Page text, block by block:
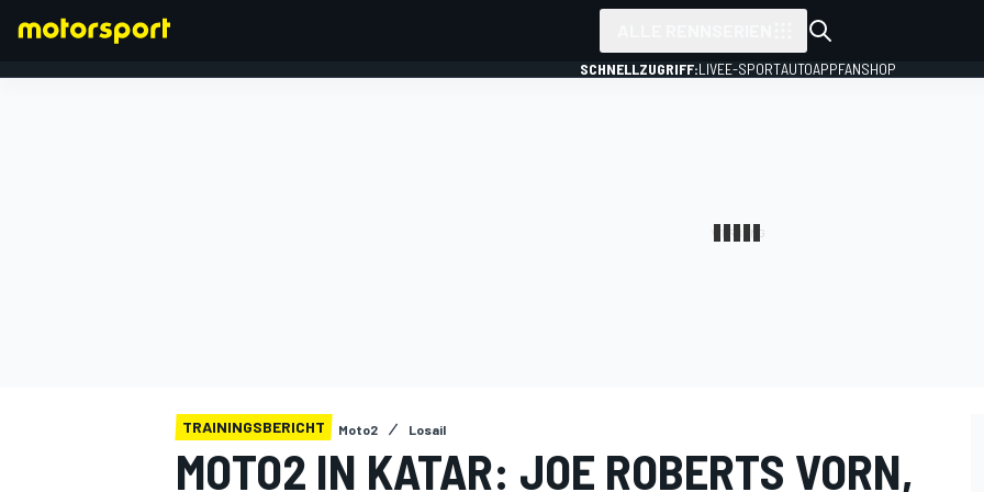
SCHNELLZUGRIFF:LIVEE-SPORTAUTOAPPFANSHOP
TRAININGSBERICHT Moto2 Losail
MOTO2 IN KATAR: JOE ROBERTS VORN,